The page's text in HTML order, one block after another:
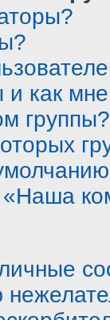
и как
группы?
«Наша